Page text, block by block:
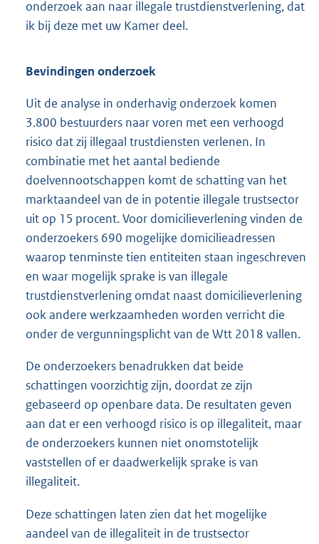
onderzoek aan naar illegale trustdienstverlening, dat
ik bij deze met uw Kamer deel.
Bevindingen onderzoek
Uit de analyse in onderhavig onderzoek komen
3.800 bestuurders naar voren met een verhoogd
risico dat zij illegaal trustdiensten verlenen. In
combinatie met het aantal bediende
doelvennootschappen komt de schatting van het
marktaandeel van de in potentie illegale trustsector
uit op 15 procent. Voor domicilieverlening vinden de
onderzoekers 690 mogelijke domicilieadressen
waarop tenminste tien entiteiten staan ingeschreven
en waar mogelijk sprake is van illegale
trustdienstverlening omdat naast domicilieverlening
ook andere werkzaamheden worden verricht die
onder de vergunningsplicht van de Wtt 2018 vallen.
De onderzoekers benadrukken dat beide
schattingen voorzichtig zijn, doordat ze zijn
gebaseerd op openbare data. De resultaten geven
aan dat er een verhoogd risico is op illegaliteit, maar
de onderzoekers kunnen niet onomstotelijk
vaststellen of er daadwerkelijk sprake is van
illegaliteit.
Deze schattingen laten zien dat het mogelijke
aandeel van de illegaliteit in de trustsector